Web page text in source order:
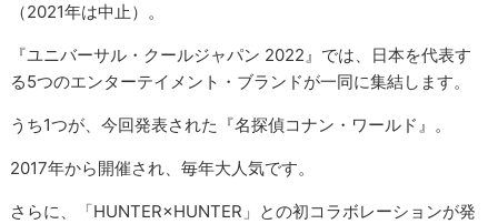
（2021年は中止）。
『ユニバーサル・クールジャパン 2022』では、日本を代表す
る5つのエンターテイメント・ブランドが一同に集結します。
うち1つが、今回発表された『名探偵コナン・ワールド』。
2017年から開催され、毎年大人気です。
さらに、「HUNTER×HUNTER」との初コラボレーションが発